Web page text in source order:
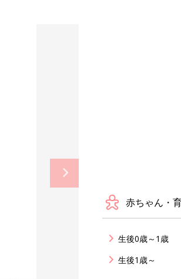
赤ちゃん・
生後0歳～1歳
生後1歳～